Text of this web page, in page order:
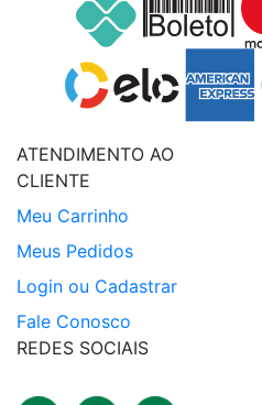
ATENDIMENTO AO
CLIENTE
Meu Carrinho
Meus Pedidos
Login ou Cadastrar
Fale Conosco
REDES SOCIAIS